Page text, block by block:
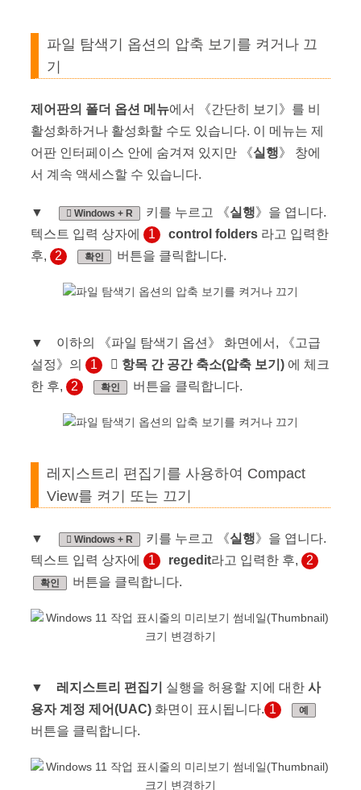
파일 탐색기 옵션의 압축 보기를 켜거나 끄
기
제어판의 폴더 옵션 메뉴에서 《간단히 보기》를 비
활성화하거나 활성화할 수도 있습니다. 이 메뉴는 제
어판 인터페이스 안에 숨겨져 있지만 《실행》 창에
서 계속 액세스할 수 있습니다.
▼ Windows + R 키를 누르고 《실행》을 엽니다.
텍스트 입력 상자에
1 control folders라고 입력한
후,
2 확인 버튼을 클릭합니다.
▼ 이하의 《파일 탐색기 옵션》 화면에서, 《고급
설정》의
1 항목 간 공간 축소(압축 보기)에 체크
한 후,
2 확인 버튼을 클릭합니다.
레지스트리 편집기를 사용하여 Compact
View를 켜기 또는 끄기
▼ Windows + R 키를 누르고 《실행》을 엽니다.
텍스트 입력 상자에
1 regedit라고 입력한 후, 2
확인 버튼을 클릭합니다.
▼ 레지스트리 편집기 실행을 허용할 지에 대한 사
용자 계정 제어(UAC) 화면이 표시됩니다. 1 예
버튼을 클릭합니다.